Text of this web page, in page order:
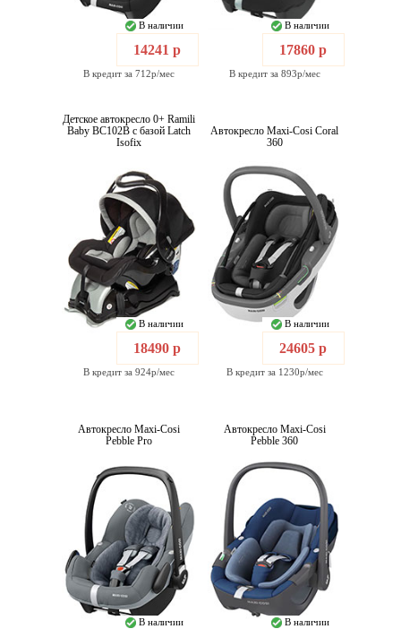
В наличии
14241 р
В кредит за 712р/мес
В наличии
17860 р
В кредит за 893р/мес
Детское автокресло 0+ Ramili
Baby BC102B с базой Latch
Isofix
В наличии
18490 р
В кредит за 924р/мес
Автокресло Maxi-Cosi Coral
360
В наличии
24605 р
В кредит за 1230р/мес
Автокресло Maxi-Cosi
Pebble Pro
В наличии
Автокресло Maxi-Cosi
Pebble 360
В наличии